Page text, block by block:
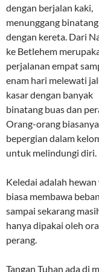
dengan berjalan kaki,
menunggang
dengan kereta. Dari
ke Betlehem
perjalanan empat
enam hari melewati
kasar dengan banyak
binatang buas dan
Orang-orang biasanya
bepergian dalam
untuk melindungi diri.
Keledai adalah hewan
biasa membawa
sampai sekarang
hanya dipakai oleh
perang.
Tangan Tuhan ada di